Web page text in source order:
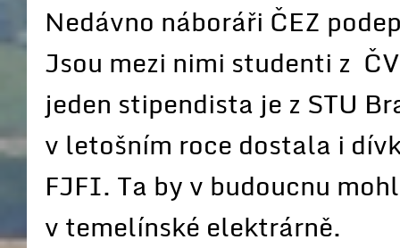
Nedávno náboráři ČEZ
Jsou mezi nimi studenti z
jeden stipendista je z STU
v letošním roce dostala i
FJFI. Ta by v budoucnu
v temelínské elektrárně.